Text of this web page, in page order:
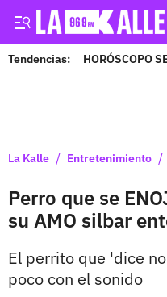
Tendencias: HORÓSCOPO
La Kalle / Entretenimiento /
Perro que se
su AMO silbar
El perrito que 'dice
poco con el sonido